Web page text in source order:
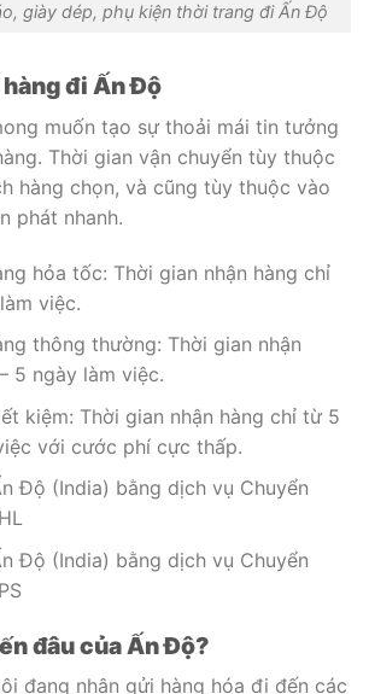
giày dép, phụ kiện thời trang đi Ấn Độ
đi Ấn Độ
muốn tạo sự thoải mái tin tưởng
Thời gian vận chuyển tùy thuộc
hàng chọn, và cũng tùy thuộc vào
phát nhanh.
hỏa tốc: Thời gian nhận hàng chỉ
việc.
thông thường: Thời gian nhận
5 ngày làm việc.
kiệm: Thời gian nhận hàng chỉ từ 5
với cước phí cực thấp.
Độ (India) bằng dịch vụ Chuyển
Độ (India) bằng dịch vụ Chuyển
đâu của Ấn Độ?
đang nhận gửi hàng hóa đi đến các